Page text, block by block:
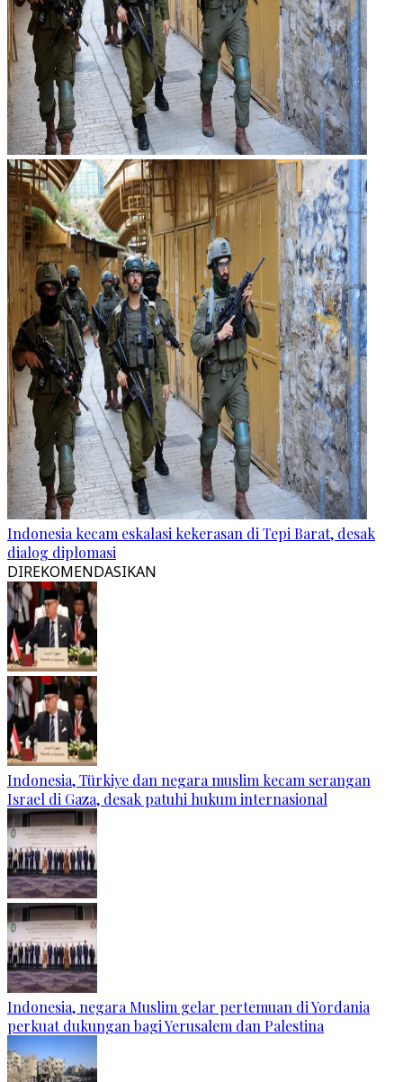
Indonesia kecam eskalasi kekerasan di Tepi Barat, desak
dialog diplomasi
DIREKOMENDASIKAN
Indonesia, Türkiye dan negara muslim kecam serangan
Israel di Gaza, desak patuhi hukum internasional
Indonesia, negara Muslim gelar pertemuan di Yordania
perkuat dukungan bagi Yerusalem dan Palestina